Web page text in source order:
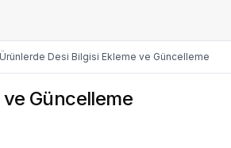
Desi Bilgisi Ekleme ve Güncelleme
Güncelleme